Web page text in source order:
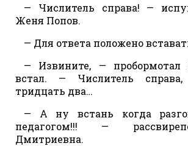
— Числитель справа! —
Женя Попов.
— Для ответа положено
— Извините, —
встал. — Числитель
тридцать два…
— А ну встань когда
педагогом!!! —
Дмитриевна.